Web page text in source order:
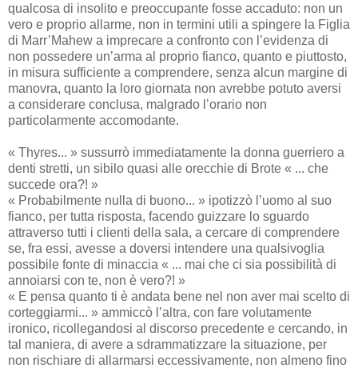
qualcosa di insolito e preoccupante fosse accaduto: non un
vero e proprio allarme, non in termini utili a spingere la Figlia
di Marr’Mahew a imprecare a confronto con l’evidenza di
non possedere un’arma al proprio fianco, quanto e piuttosto,
in misura sufficiente a comprendere, senza alcun margine di
manovra, quanto la loro giornata non avrebbe potuto aversi
a considerare conclusa, malgrado l’orario non
particolarmente accomodante.
« Thyres... » sussurrò immediatamente la donna guerriero a
denti stretti, un sibilo quasi alle orecchie di Brote « ... che
succede ora?! »
« Probabilmente nulla di buono... » ipotizzò l’uomo al suo
fianco, per tutta risposta, facendo guizzare lo sguardo
attraverso tutti i clienti della sala, a cercare di comprendere
se, fra essi, avesse a doversi intendere una qualsivoglia
possibile fonte di minaccia « ... mai che ci sia possibilità di
annoiarsi con te, non è vero?! »
« E pensa quanto ti è andata bene nel non aver mai scelto di
corteggiarmi... » ammiccò l’altra, con fare volutamente
ironico, ricollegandosi al discorso precedente e cercando, in
tal maniera, di avere a sdrammatizzare la situazione, per
non rischiare di allarmarsi eccessivamente, non almeno fino